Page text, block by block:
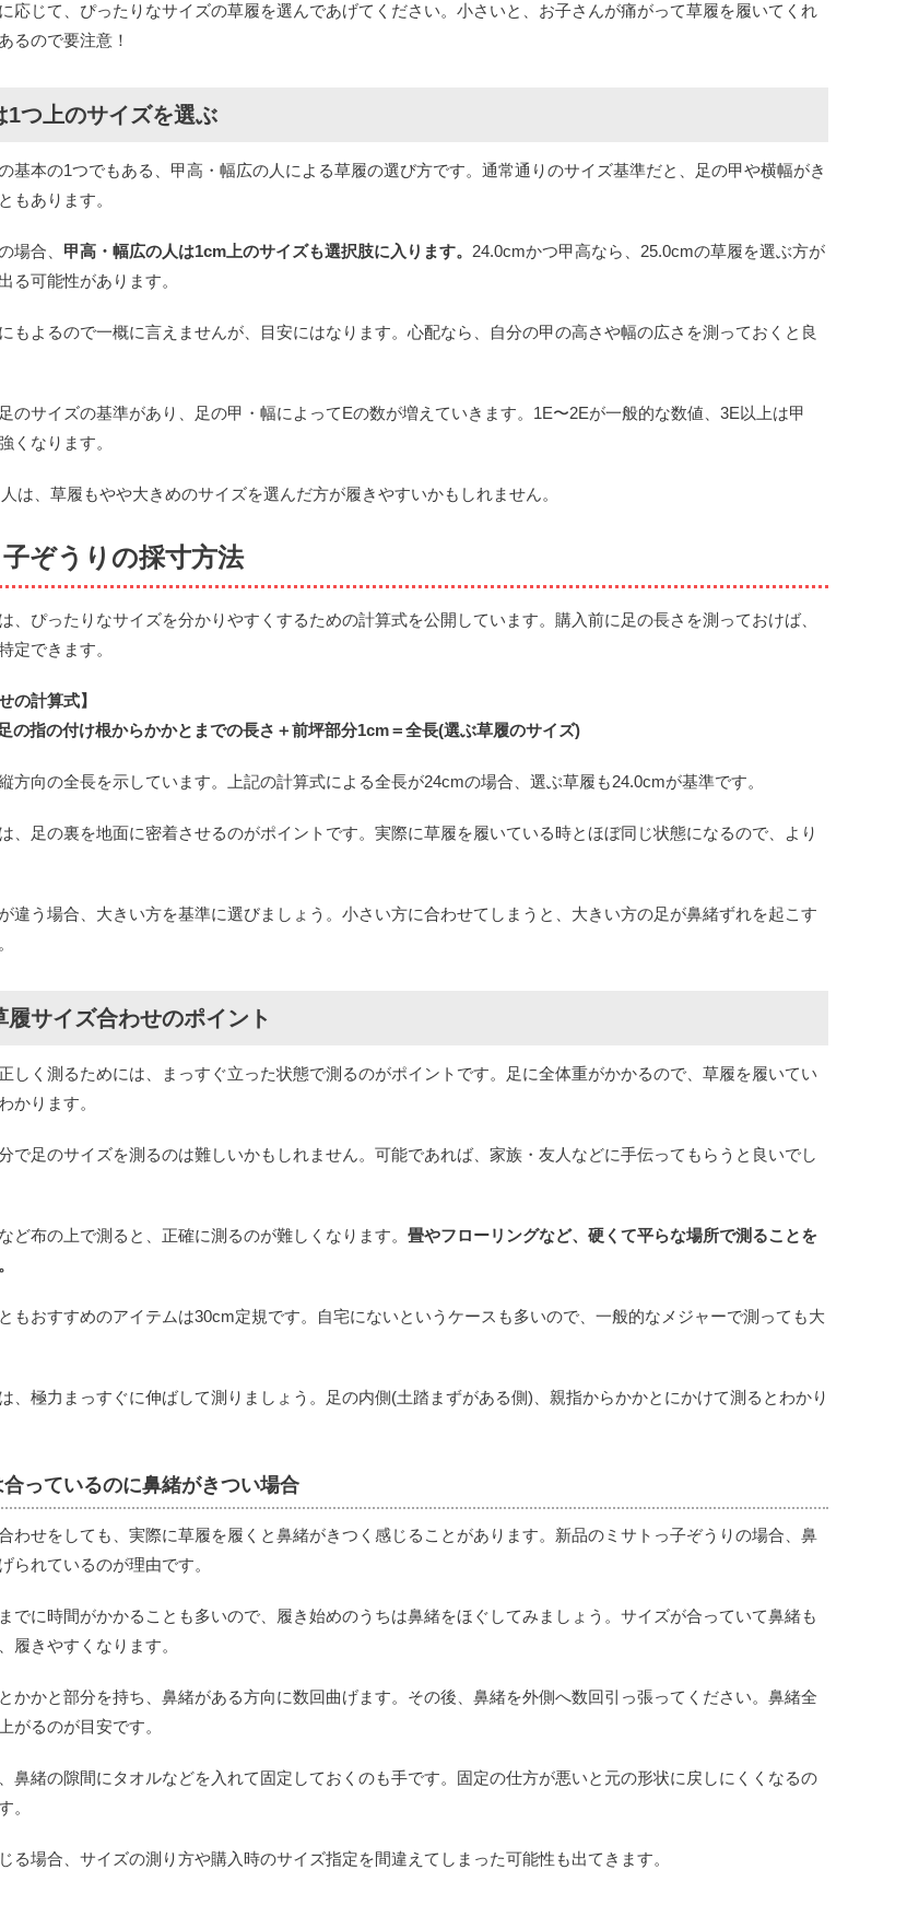
応じて、ぴったりなサイズの草履を選んであげてください。小さいと、お子さんが痛がって草履を履いてくれ
るので要注意！
1つ上のサイズを選ぶ
基本の1つでもある、甲高・幅広の人による草履の選び方です。通常通りのサイズ基準だと、足の甲や横幅がき
もあります。
場合、 甲高・幅広の人は1cm上のサイズも選択肢に入ります。 24.0cmかつ甲高なら、25.0cmの草履を選ぶ方が
る可能性があります。
もよるので一概に言えませんが、目安にはなります。心配なら、自分の甲の高さや幅の広さを測っておくと良
のサイズの基準があり、足の甲・幅によってEの数が増えていきます。1E〜2Eが一般的な数値、3E以上は甲
くなります。
は、草履もやや大きめのサイズを選んだ方が履きやすいかもしれません。
ぞうりの採寸方法
、ぴったりなサイズを分かりやすくするための計算式を公開しています。購入前に足の長さを測っておけば、
定できます。
の計算式】
の指の付け根からかかとまでの長さ＋前坪部分1cm＝全長(選ぶ草履のサイズ)
方向の全長を示しています。上記の計算式による全長が24cmの場合、選ぶ草履も24.0cmが基準です。
、足の裏を地面に密着させるのがポイントです。実際に草履を履いている時とほぼ同じ状態になるので、より
違う場合、大きい方を基準に選びましょう。小さい方に合わせてしまうと、大きい方の足が鼻緒ずれを起こす
履サイズ合わせのポイント
しく測るためには、まっすぐ立った状態で測るのがポイントです。足に全体重がかかるので、草履を履いてい
かります。
で足のサイズを測るのは難しいかもしれません。可能であれば、家族・友人などに手伝ってもらうと良いでし
ど布の上で測ると、正確に測るのが難しくなります。 畳やフローリングなど、硬くて平らな場所で測ることを
もおすすめのアイテムは30cm定規です。自宅にないというケースも多いので、一般的なメジャーで測っても大
、極力まっすぐに伸ばして測りましょう。足の内側(土踏まずがある側)、親指からかかとにかけて測るとわかり
っているのに鼻緒がきつい場合
わせをしても、実際に草履を履くと鼻緒がきつく感じることがあります。新品のミサトっ子ぞうりの場合、鼻
られているのが理由です。
でに時間がかかることも多いので、履き始めのうちは鼻緒をほぐしてみましょう。サイズが合っていて鼻緒も
履きやすくなります。
かかと部分を持ち、鼻緒がある方向に数回曲げます。その後、鼻緒を外側へ数回引っ張ってください。鼻緒全
がるのが目安です。
鼻緒の隙間にタオルなどを入れて固定しておくのも手です。固定の仕方が悪いと元の形状に戻しにくくなるの
。
る場合、サイズの測り方や購入時のサイズ指定を間違えてしまった可能性も出てきます。